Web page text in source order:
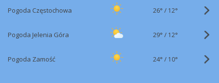
Pogoda Częstochowa 26° / 12°
Pogoda Jelenia Góra 29° / 12°
Pogoda Zamość 24° / 10°